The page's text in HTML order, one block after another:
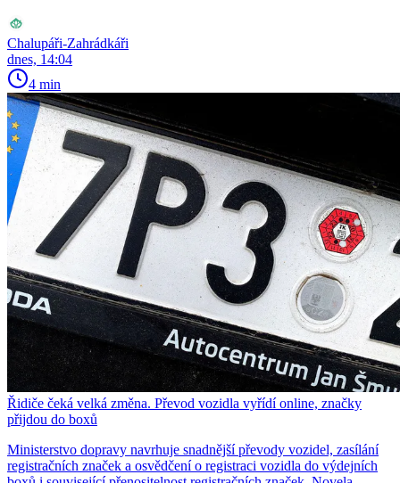
Chalupáři-Zahrádkáři
dnes, 14:04
4 min
Řidiče čeká velká změna. Převod vozidla vyřídí online, značky
přijdou do boxů
Ministerstvo dopravy navrhuje snadnější převody vozidel, zasílání
registračních značek a osvědčení o registraci vozidla do výdejních